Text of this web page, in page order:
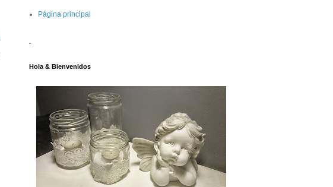
Página principal
.
Hola & Bienvenidos